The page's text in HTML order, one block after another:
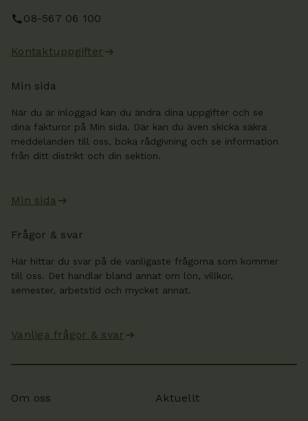
08-567 06 100
Kontaktuppgifter
Min sida
När du är inloggad kan du ändra dina uppgifter och se
dina fakturor på Min sida. Där kan du även skicka säkra
meddelanden till oss, boka rådgivning och se information
från ditt distrikt och din sektion.
Min sida
Frågor & svar
Här hittar du svar på de vanligaste frågorna som kommer
till oss. Det handlar bland annat om lön, villkor,
semester, arbetstid och mycket annat.
Vanliga frågor & svar
Om oss Aktuellt